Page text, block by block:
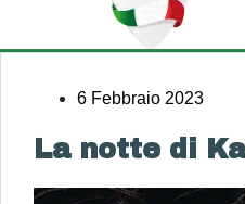
6 Febbraio 2023
La notte di